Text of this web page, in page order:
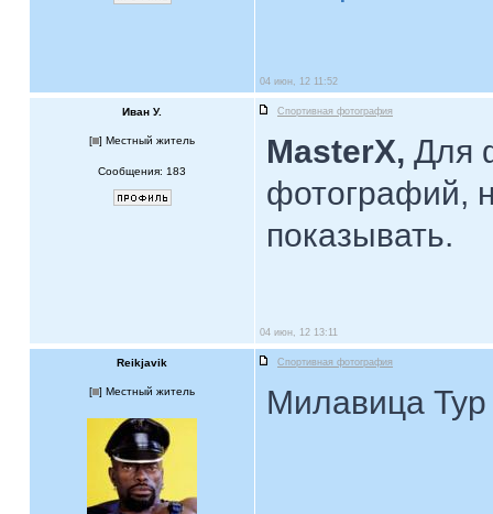
04 июн, 12 11:52
Иван У. Спортивная фотография
[ ] Местный житель
Сообщения: 183
MasterX, Для
фотографий,
показывать.
04 июн, 12 13:11
Reikjavik Спортивная фотография
[ ] Местный житель Милавица